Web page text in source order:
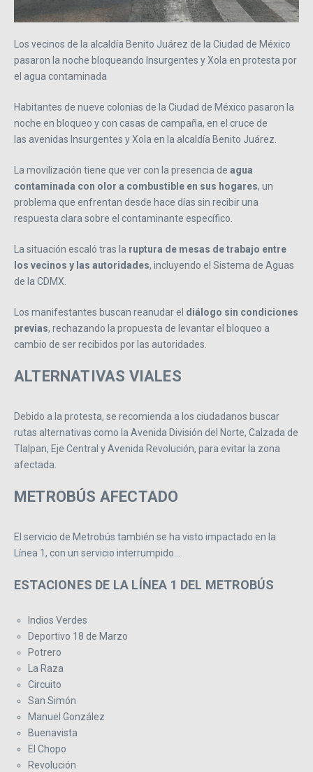
Los vecinos de la alcaldía Benito Juárez de la Ciudad de México
pasaron la noche bloqueando Insurgentes y Xola en protesta por
el agua contaminada
Habitantes de nueve colonias de la Ciudad de México pasaron la
noche en bloqueo y con casas de campaña, en el cruce de
las avenidas Insurgentes y Xola en la alcaldía Benito Juárez.
La movilización tiene que ver con la presencia de agua
contaminada con olor a combustible en sus hogares, un
problema que enfrentan desde hace días sin recibir una
respuesta clara sobre el contaminante específico.
La situación escaló tras la ruptura de mesas de trabajo entre
los vecinos y las autoridades, incluyendo el Sistema de Aguas
de la CDMX.
Los manifestantes buscan reanudar el diálogo sin condiciones
previas, rechazando la propuesta de levantar el bloqueo a
cambio de ser recibidos por las autoridades.
ALTERNATIVAS VIALES
Debido a la protesta, se recomienda a los ciudadanos buscar
rutas alternativas como la Avenida División del Norte, Calzada de
Tlalpan, Eje Central y Avenida Revolución, para evitar la zona
afectada.
METROBÚS AFECTADO
El servicio de Metrobús también se ha visto impactado en la
Línea 1, con un servicio interrumpido…
ESTACIONES DE LA LÍNEA 1 DEL METROBÚS
Indios Verdes
Deportivo 18 de Marzo
Potrero
La Raza
Circuito
San Simón
Manuel González
Buenavista
El Chopo
Revolución